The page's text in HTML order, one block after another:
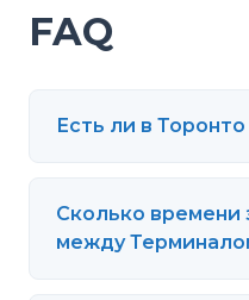
FAQ
Есть ли в
Сколько времени
между